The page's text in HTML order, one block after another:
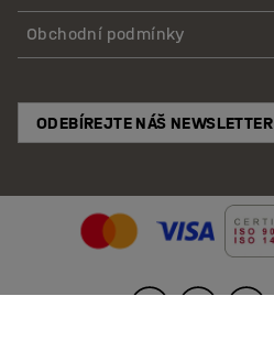
Obchodní podmínky
ODEBÍREJTE NÁŠ NEWSLETTER